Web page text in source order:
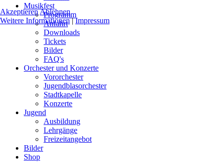
Musikfest
Programm
Anfahrt
Downloads
Tickets
Bilder
FAQ's
Orchester und Konzerte
Vororchester
Jugendblasorchester
Stadtkapelle
Konzerte
Jugend
Ausbildung
Lehrgänge
Freizeitangebot
Bilder
Shop
AkzeptierenAblehnen
Weitere Informationen|Impressum